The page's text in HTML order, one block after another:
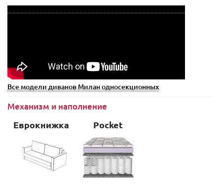
Все модели диванов Милан односекционных
Механизм и наполнение
Еврокнижка Pocket